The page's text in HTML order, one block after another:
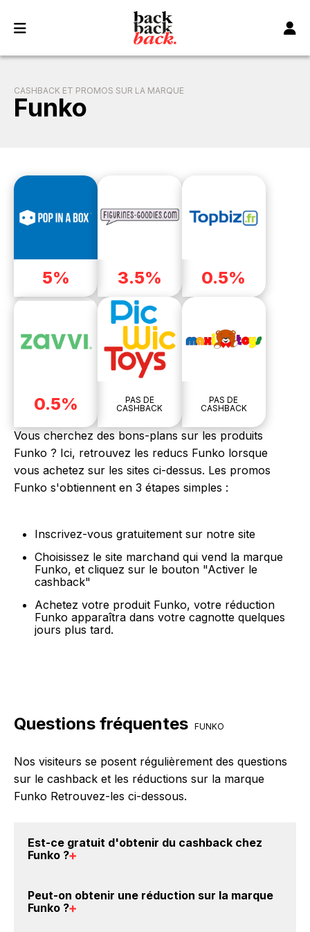
CASHBACK ET PROMOS SUR LA MARQUE
Funko
5% 3.5% 0.5%
0.5%
PAS DE
CASHBACK
PAS DE
CASHBACK
Vous cherchez des bons-plans sur les produits
Funko ? Ici, retrouvez les reducs Funko lorsque
vous achetez sur les sites ci-dessus. Les promos
Funko s'obtiennent en 3 étapes simples :
Inscrivez-vous gratuitement sur notre site
Choisissez le site marchand qui vend la marque
Funko, et cliquez sur le bouton "Activer le
cashback"
Achetez votre produit Funko, votre réduction
Funko apparaîtra dans votre cagnotte quelques
jours plus tard.
Questions fréquentes FUNKO
Nos visiteurs se posent régulièrement des questions
sur le cashback et les réductions sur la marque
Funko Retrouvez-les ci-dessous.
Est-ce gratuit d'obtenir du cashback chez
Funko ?
compte gratuitement pour cumuler vos réductions
Peut-on obtenir une réduction sur la marque
Funko ?